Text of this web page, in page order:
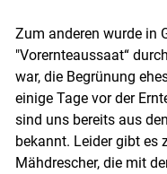
Zum anderen wurde in
"Vorernteaussaat“
war, die Begrünung
einige Tage vor der
sind uns bereits aus
bekannt. Leider gibt es
Mähdrescher, die mit